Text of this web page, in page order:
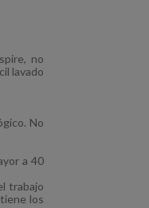
no
lavado
No
a 40
trabajo
los